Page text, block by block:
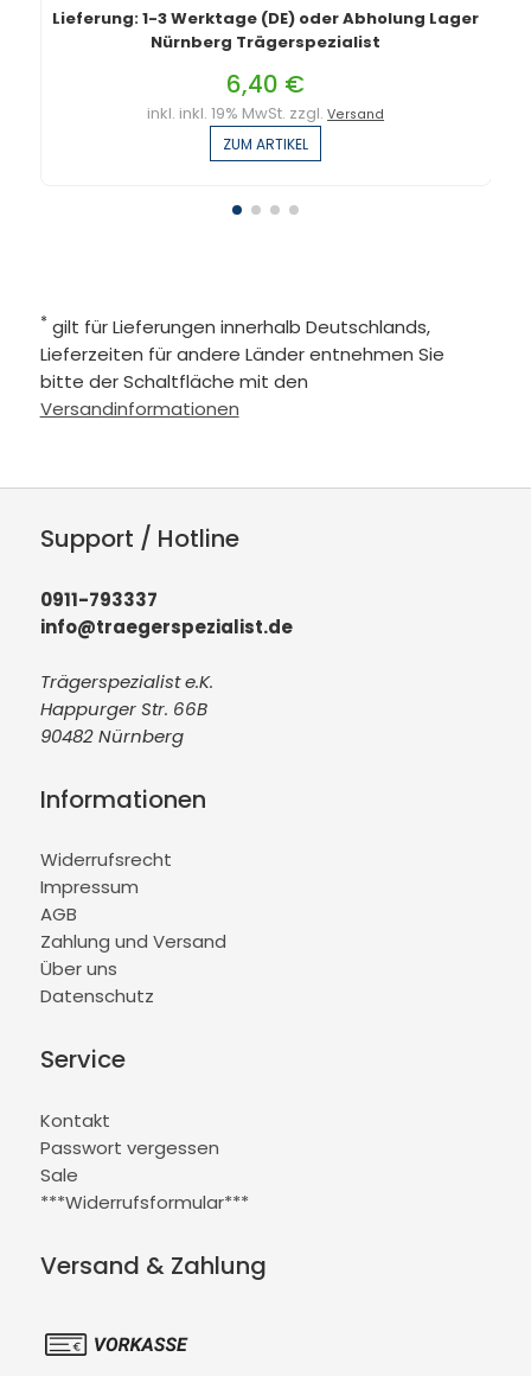
Lieferung: 1-3 Werktage (DE) oder Abholung Lager
Nürnberg Trägerspezialist
6,40 €
inkl. inkl. 19% MwSt. zzgl.Versand
ZUM ARTIKEL
* gilt für Lieferungen innerhalb Deutschlands,
Lieferzeiten für andere Länder entnehmen Sie
bitte der Schaltfläche mit den
Versandinformationen
Support / Hotline
0911-793337
info@traegerspezialist.de
Trägerspezialist e.K.
Happurger Str. 66B
90482 Nürnberg
Informationen
Widerrufsrecht
Impressum
AGB
Zahlung und Versand
Über uns
Datenschutz
Service
Kontakt
Passwort vergessen
Sale
***Widerrufsformular***
Versand & Zahlung